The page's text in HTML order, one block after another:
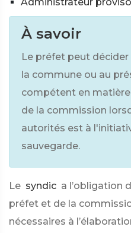
À savoir
Le préfet peut
la commune ou au
compétent en
de la commission
autorités est à
sauvegarde.
Le syndic a l’obligation
préfet et de la
nécessaires à